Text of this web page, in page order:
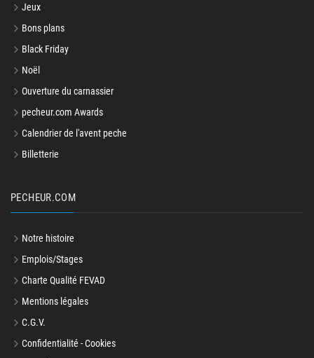
Jeux
Bons plans
Black Friday
Noël
Ouverture du carnassier
pecheur.com Awards
Calendrier de l'avent peche
Billetterie
PECHEUR.COM
Notre histoire
Emplois/Stages
Charte Qualité FEVAD
Mentions légales
C.G.V.
Confidentialité - Cookies